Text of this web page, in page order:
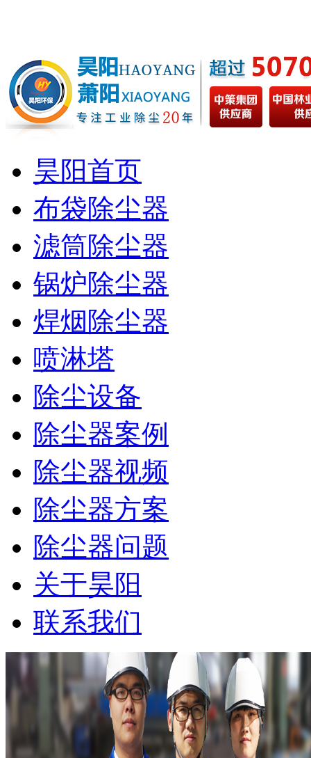
昊阳首页
布袋除尘器
滤筒除尘器
锅炉除尘器
焊烟除尘器
喷淋塔
除尘设备
除尘器案例
除尘器视频
除尘器方案
除尘器问题
关于昊阳
联系我们